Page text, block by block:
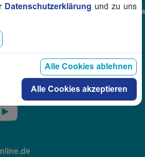
e.V.
Datenschutzerklärung und zu uns
Alle Cookies ablehnen
Alle Cookies akzeptieren